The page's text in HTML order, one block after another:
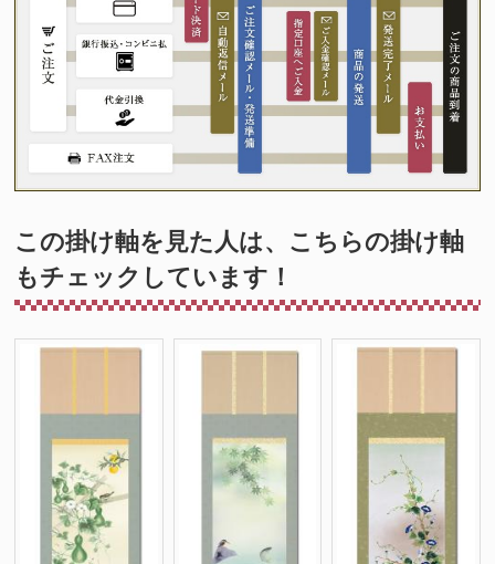
この掛け軸を見た人は、こちらの掛け軸
もチェックしています！